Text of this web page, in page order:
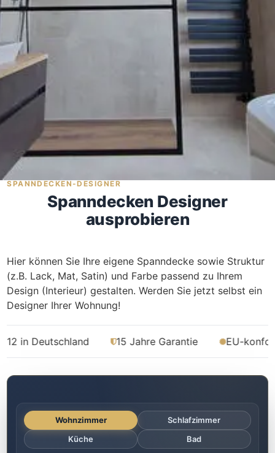
Was kostet meine neue
Spanndecke?
Richtwert sofort sehen
Ausführliche Beratung
Professionelle Montage
Zum Rechner
Fläche wird in den großen Rechner übernommen.
SPANNDECKEN-DESIGNER
Spanndecken Designer
ausprobieren
Hier können Sie Ihre eigene Spanndecke sowie Struktur
(z.B. Lack, Mat, Satin) und Farbe passend zu Ihrem
Design (Interieur) gestalten. Werden Sie jetzt selbst ein
Designer Ihrer Wohnung!
15 Jahre Garantie EU-konforme
Wohnzimmer
Schlafzimmer
Küche
Bad